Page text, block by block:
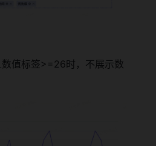
值标签>=26时，不展示数